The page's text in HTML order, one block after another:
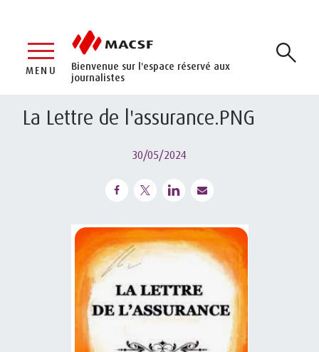
Bienvenue sur l'espace réservé aux
journalistes
MENU
La Lettre de l'assurance.PNG
30/05/2024